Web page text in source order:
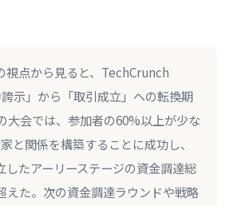
視点から見ると、TechCrunch
示」から「取引成立」への転換期
大会では、参加者の60%以上が少な
と関係を構築することに成功し、
したアーリーステージの資金調達総
えた。次の資金調達ラウンドや戦略